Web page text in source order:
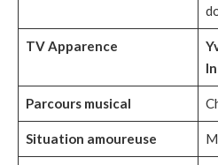
TV Apparence
Parcours musical
Situation amoureuse